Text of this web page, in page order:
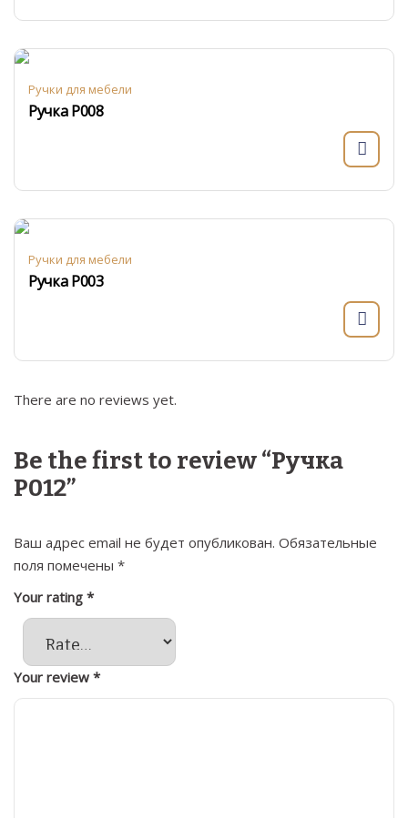
Ручки для мебели
Ручка Р008
Ручки для мебели
Ручка Р003
There are no reviews yet.
Be the first to review “Ручка
Р012”
Ваш адрес email не будет опубликован. Обязательные
поля помечены *
Your rating *
Your review *